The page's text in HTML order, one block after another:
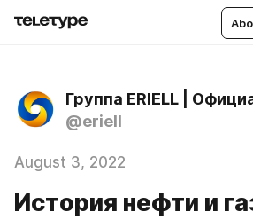
Группа ERIELL |
@eriell
August 3, 2022
История нефти и